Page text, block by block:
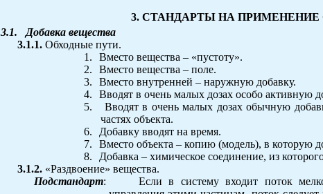
3. СТАНДАРТЫ НА ПРИМЕНЕНИЕ
3.1.
Добавка вещества
3.1.1. Обходные пути.
1.
Вместо вещества – «пустоту».
2.
Вместо вещества – поле.
3.
Вместо внутренней – наружную добавку.
4.
Вводят в очень малых дозах особо активную
5.
Вводят в очень малых дозах обычную
частях объекта.
6.
Добавку вводят на время.
7.
Вместо объекта – копию (модель), в которую
8.
Добавка – химическое соединение, из
3.1.2. «Раздвоение» вещества.
Подстандарт:
Если в систему входит поток